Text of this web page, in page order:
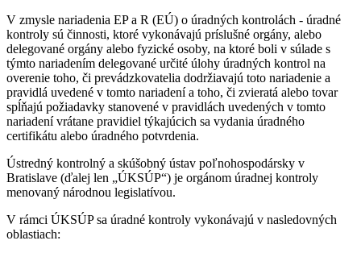
V zmysle nariadenia EP a R (EÚ) o úradných kontrolách - úradné
kontroly sú činnosti, ktoré vykonávajú príslušné orgány, alebo
delegované orgány alebo fyzické osoby, na ktoré boli v súlade s
týmto nariadením delegované určité úlohy úradných kontrol na
overenie toho, či prevádzkovatelia dodržiavajú toto nariadenie a
pravidlá uvedené v tomto nariadení a toho, či zvieratá alebo tovar
spĺňajú požiadavky stanovené v pravidlách uvedených v tomto
nariadení vrátane pravidiel týkajúcich sa vydania úradného
certifikátu alebo úradného potvrdenia.
Ústredný kontrolný a skúšobný ústav poľnohospodársky v
Bratislave (ďalej len „ÚKSÚP“) je orgánom úradnej kontroly
menovaný národnou legislatívou.
V rámci ÚKSÚP sa úradné kontroly vykonávajú v nasledovných
oblastiach: